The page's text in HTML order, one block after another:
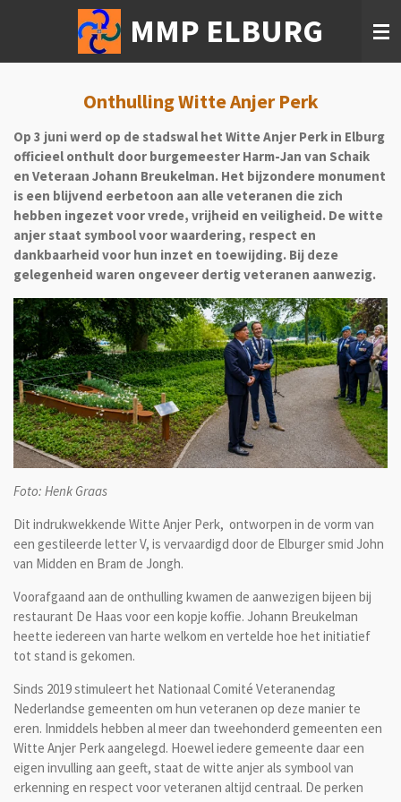
hoofdinhoud
MMP ELBURG
Onthulling Witte Anjer Perk
Op 3 juni werd op de stadswal het Witte Anjer Perk in Elburg
officieel onthult door burgemeester Harm-Jan van Schaik
en Veteraan Johann Breukelman. Het bijzondere monument
is een blijvend eerbetoon aan alle veteranen die zich
hebben ingezet voor vrede, vrijheid en veiligheid. De witte
anjer staat symbool voor waardering, respect en
dankbaarheid voor hun inzet en toewijding. Bij deze
gelegenheid waren ongeveer dertig veteranen aanwezig.
Foto: Henk Graas
Dit indrukwekkende Witte Anjer Perk, ontworpen in de vorm van
een gestileerde letter V, is vervaardigd door de Elburger smid John
van Midden en Bram de Jongh.
Voorafgaand aan de onthulling kwamen de aanwezigen bijeen bij
restaurant De Haas voor een kopje koffie. Johann Breukelman
heette iedereen van harte welkom en vertelde hoe het initiatief
tot stand is gekomen.
Sinds 2019 stimuleert het Nationaal Comité Veteranendag
Nederlandse gemeenten om hun veteranen op deze manier te
eren. Inmiddels hebben al meer dan tweehonderd gemeenten een
Witte Anjer Perk aangelegd. Hoewel iedere gemeente daar een
eigen invulling aan geeft, staat de witte anjer als symbool van
erkenning en respect voor veteranen altijd centraal. De perken